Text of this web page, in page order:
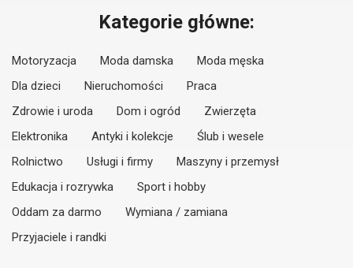
Kategorie główne:
Motoryzacja Moda damska
Moda męska
Dla dzieci
Nieruchomości
Praca
Zdrowie i uroda
Dom i ogród
Zwierzęta
Elektronika
Antyki i kolekcje
Ślub i wesele
Rolnictwo
Usługi i firmy
Maszyny i przemysł
Edukacja i rozrywka
Sport i hobby
Oddam za darmo
Wymiana / zamiana
Przyjaciele i randki